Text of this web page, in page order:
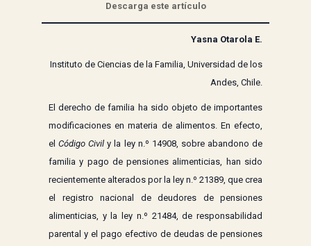
Descarga este artículo
Yasna Otarola E.
Instituto de Ciencias de la Familia, Universidad de los
Andes, Chile.
El derecho de familia ha sido objeto de importantes
modificaciones en materia de alimentos. En efecto,
elCódigo Civil y la ley n.º 14908, sobre abandono de
familia y pago de pensiones alimenticias, han sido
recientemente alterados por la ley n.º 21389, que crea
el registro nacional de deudores de pensiones
alimenticias, y la ley n.º 21484, de responsabilidad
parental y el pago efectivo de deudas de pensiones